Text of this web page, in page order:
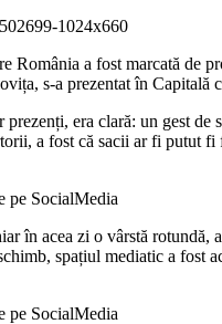
România a fost marcată de
s-a prezentat în Capitală
era clară: un gest de
a fost că sacii ar fi putut fi
pe SocialMedia
în acea zi o vârstă rotundă,
spațiul mediatic a fost
pe SocialMedia